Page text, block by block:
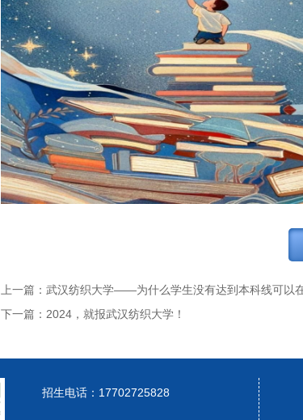
上一篇：武汉纺织大学——为什么学生没有达到本科线可以
下一篇：2024，就报武汉纺织大学！
招生电话：17702725828